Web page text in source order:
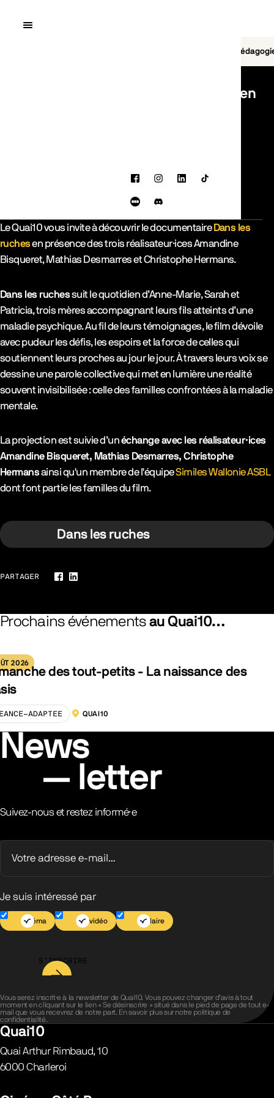
Quai10
FacebookInstagram
LinkedInTikTok
Letterboxd
Discord
Séance spéciale - Dans les ruches (en
Quai10
Description de l’événement
Le Quai10 vous invite à découvrir le documentaire Dans les
ruchesen présence des trois réalisateur·ices Amandine
Bisqueret, Mathias Desmarres et Christophe Hermans.
Dans les ruchessuit le quotidien d’Anne-Marie, Sarah et
Patricia, trois mères accompagnant leurs fils atteints d’une
maladie psychique. Au fil de leurs témoignages, le film dévoile
avec pudeur les défis, les espoirs et la force de celles qui
soutiennent leurs proches au jour le jour. À travers leurs voix se
dessine une parole collective qui met en lumière une réalité
souvent invisibilisée : celle des familles confrontées à la maladie
mentale.
La projection est suivie d’unéchange avec les réalisateur·ices
Amandine Bisqueret, Mathias Desmarres, Christophe
Hermansainsi qu'un membre de l'équipeSimiles Wallonie ASBL
dont font partie les familles du film.
Dans les ruches
PARTAGER
Facebook
LinkedIn
Prochains événements au Quai10…
2026
des tout-petits - La naissance des
ADAPTEE LOCALISATION :
QUAI10
News
letter
Suivez-nous et restez informé·e
Je suis intéressé par
Cinéma Jeu vidéo Scolaire
S’INSCRIRE
Vous serez inscrit·e à la newsletter de Quai10. Vous pouvez changer d’avis à tout
moment en cliquant sur le lien « Se désinscrire » situé dans le pied de page de tout e-
mail que vous recevrez de notre part. En savoir plus sur notre politique de
confidentialité.
Quai10
Quai Arthur Rimbaud, 10
6000 Charleroi